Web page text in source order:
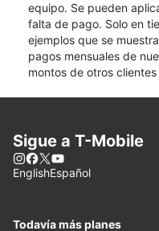
equipo. Se pueden
falta de pago. Solo en
ejemplos que se
pagos mensuales de
montos de otros